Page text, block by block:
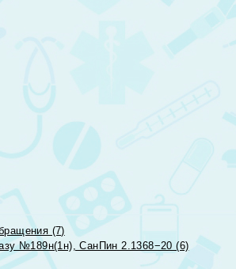
(7)
№189н(1н), СанПин 2.1368−20 (6)